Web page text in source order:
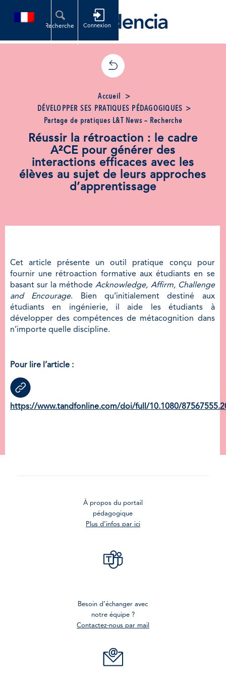
Accueil >
DÉVELOPPER SES PRATIQUES PÉDAGOGIQUES >
Partage de pratiques L&T News – Recherche
Réussir la rétroaction : le cadre
A²CE pour générer des
interactions efficaces avec les
élèves au sujet de leurs approches
d’apprentissage
Cet article présente un outil pratique conçu pour
fournir une rétroaction formative aux étudiants en se
basant sur la méthodeAcknowledge, Affirm, Challenge
and Encourage. Bien qu’initialement destiné aux
étudiants en ingénierie, il aide les étudiants à
développer des compétences de métacognition dans
n’importe quelle discipline.
Pour lire l’article :
https://www.tandfonline.com/doi/full/10.1080/
À propos du portail
pédagogique
Plus d’infos par ici
Besoin d’échanger avec
notre équipe ?
Contactez-nous par mail